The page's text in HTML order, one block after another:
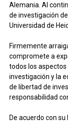
Alemania. Al
de investigación
Universidad de
Firmemente
compromete a
todos los
investigación y la
de libertad de
responsabilidad
De acuerdo con